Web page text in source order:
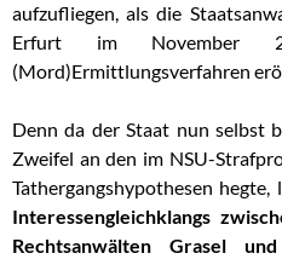
aufzufliegen, als die
Erfurt im November
(Mord)Ermittlungsverfahren
Denn da der Staat nun selbst
Zweifel an den im NSU-
Tathergangshypothesen hegte,
Interessengleichklangs
Rechtsanwälten Grasel